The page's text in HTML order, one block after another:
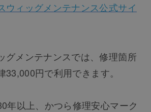
ウィッグメンテナンス公式サイ
グメンテナンスでは、修理箇所
円で利用できます。
年以上、かつら修理安心マーク